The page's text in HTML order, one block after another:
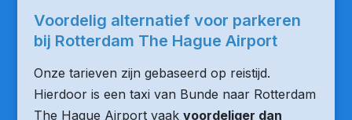
Voordelig alternatief voor parkeren
bij Rotterdam The Hague Airport
Onze tarieven zijn gebaseerd op reistijd.
Hierdoor is een taxi van Bunde naar Rotterdam
The Hague Airport vaak voordeliger dan